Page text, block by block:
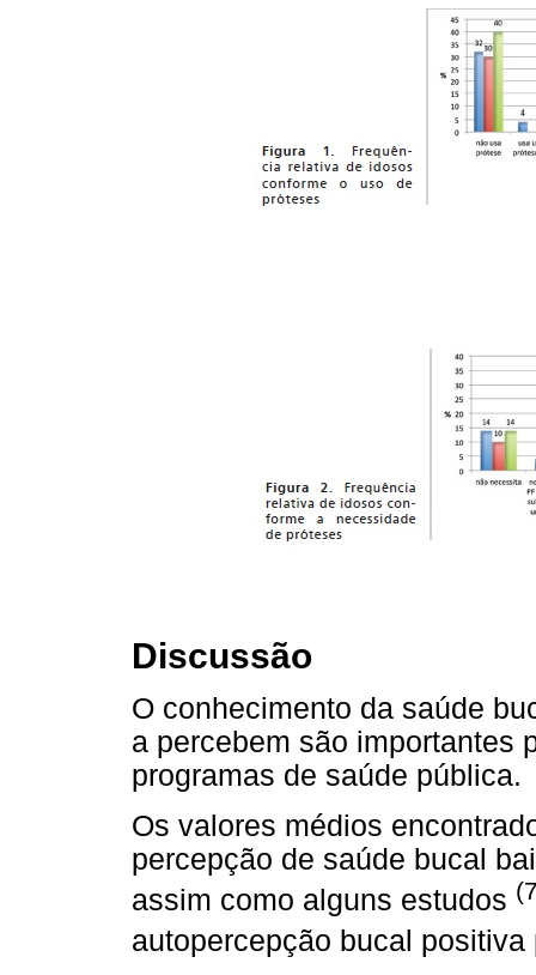
Discussão
O conhecimento da saúde
a percebem são importantes
programas de saúde pública.
Os valores médios
percepção de saúde bucal
assim como alguns estudos
autopercepção bucal